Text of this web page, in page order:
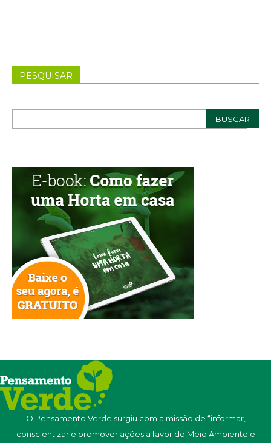
PESQUISAR
O Pensamento Verde surgiu com a missão de “informar,
conscientizar e promover ações a favor do Meio Ambiente e